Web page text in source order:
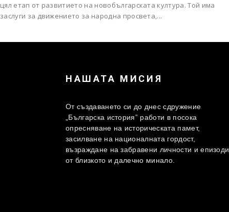
цял етап от развитието на новобългарската култура. Той има
заслуги за движението за народна просвета,...
НАШАТА МИСИЯ
От създаването си до днес сдружение
„Българска история” работи в посока
опресняване на историческата памет,
засилване на националната гордост,
възраждане на забравени личности и епизоди
от близкото и далечно минало.